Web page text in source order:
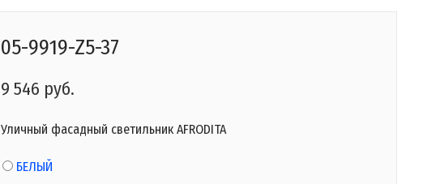
05-9919-Z5-37
9 546 руб.
Уличный фасадный светильник AFRODITA
БЕЛЫЙ